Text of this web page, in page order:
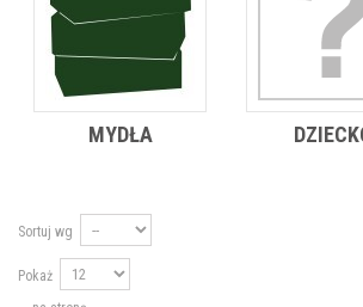
MYDŁA
Sortuj wg
Pokaż